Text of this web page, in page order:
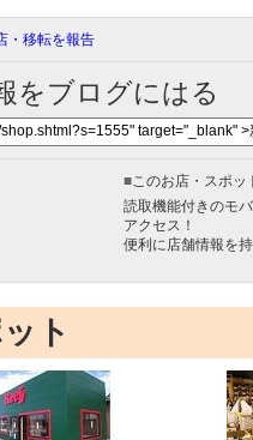
・移転を報告
をブログにはる
■ このお店・スポ
読取機能付きのモ
アクセス！
便利に店舗情報を
ト